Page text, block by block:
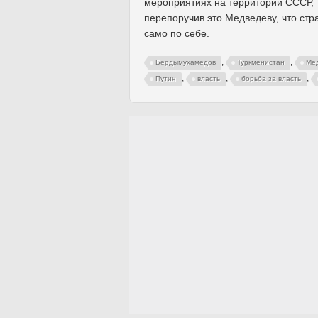
перепоручив это Медведеву, что
само по себе.
Бердымухамедов , Туркменистан ,
Путин , власть , борьба за власть ,